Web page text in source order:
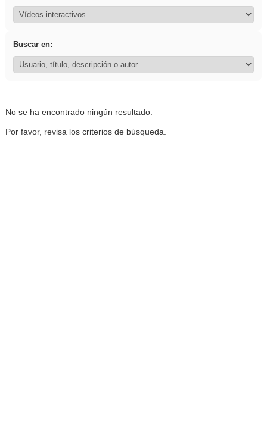
Buscar en:
No se ha encontrado ningún resultado.
Por favor, revisa los criterios de búsqueda.